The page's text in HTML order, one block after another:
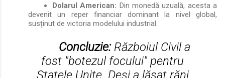
Dolarul American: Din monedă uzuală, acesta a
devenit un reper financiar dominant la nivel global,
susținut de victoria modelului industrial.
Concluzie:Războiul Civil a
fost "botezul focului" pentru
Statele Unite. Deși a lăsat răni